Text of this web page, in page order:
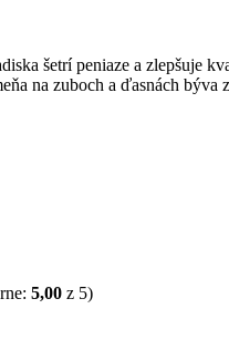
šetrí peniaze a zlepšuje
na zuboch a ďasnách býva
5,00 z 5)